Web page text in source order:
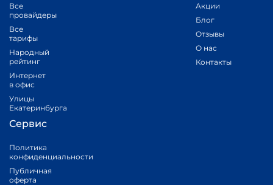
Все
провайдеры
Все
тарифы
Народный
рейтинг
Интернет
в офис
Улицы
Екатеринбурга
Акции
Блог
Отзывы
О нас
Контакты
Сервис
Политика
конфиденциальности
Публичная
оферта